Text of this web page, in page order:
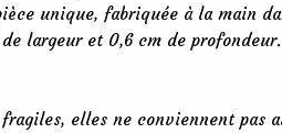
unique, fabriquée à la main
largeur et 0,6 cm de profondeur.
elles ne conviennent pas